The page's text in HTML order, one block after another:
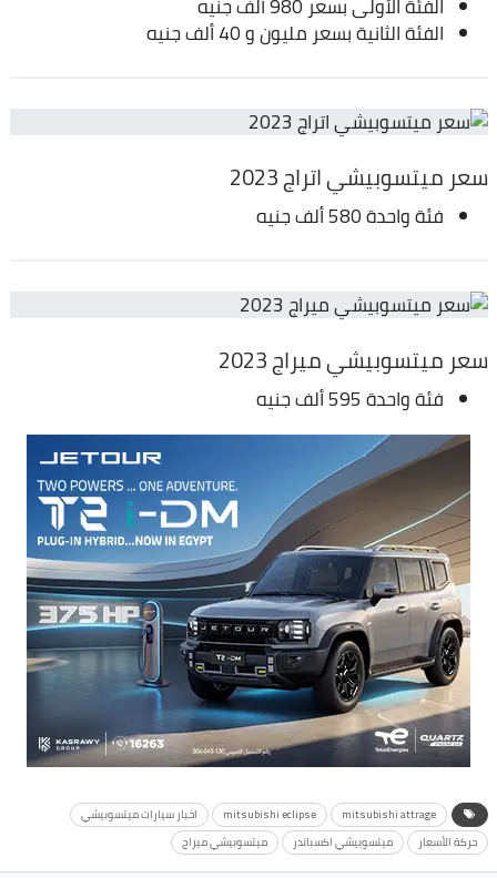
الفئة الثانية بسعر مليون و 40 ألف جنيه
سعر ميتسوبيشي اتراج 2023
فئة واحدة 580 ألف جنيه
سعر ميتسوبيشي ميراج 2023
فئة واحدة 595 ألف جنيه
mitsubishi attrage
mitsubishi eclipse
اخبار سيارات ميتسوبيشي
حركة الأسعار
ميتسوبيشي اكسباندر ميتسوبيشي ميراج